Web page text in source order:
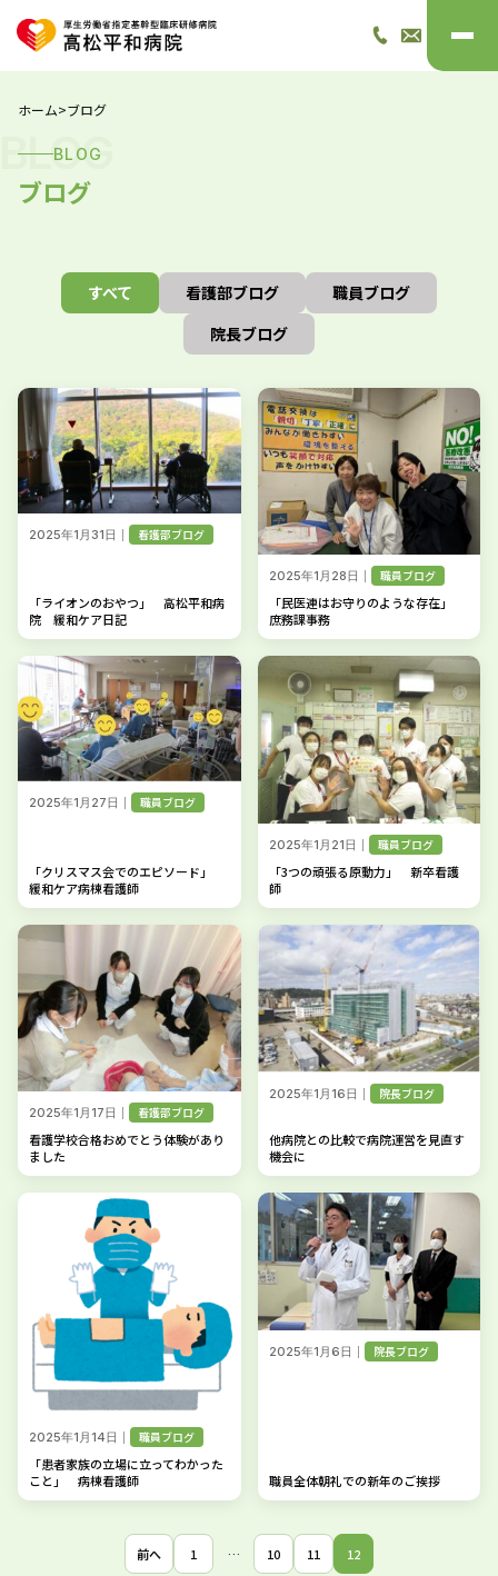
ホーム>ブログ
BLOG
BLOG
ブログ
すべて 看護部ブログ
職員ブログ
院長ブログ
2025年1月31日 ｜ 看護部ブログ
「ライオンのおやつ」 高松平和病
院 緩和ケア日記
2025年1月28日 ｜ 職員ブログ
「民医連はお守りのような存在」
庶務課事務
2025年1月27日 ｜ 職員ブログ
「クリスマス会でのエピソード」
緩和ケア病棟看護師
2025年1月21日 ｜ 職員ブログ
「3つの頑張る原動力」 新卒看護
師
2025年1月17日 ｜ 看護部ブログ
看護学校合格おめでとう体験があり
ました
2025年1月16日 ｜ 院長ブログ
他病院との比較で病院運営を見直す
機会に
2025年1月14日 ｜ 職員ブログ
「患者家族の立場に立ってわかった
こと」 病棟看護師
2025年1月6日 ｜ 院長ブログ
職員全体朝礼での新年のご挨拶
前へ 1 … 10 11 12